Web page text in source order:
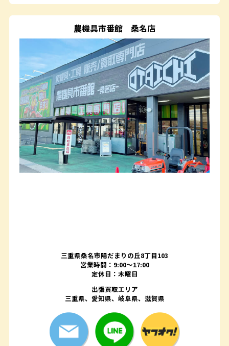
農機具市番館 桑名店
三重県桑名市陽だまりの丘8丁目103
営業時間：9:00〜17:00
定休日：木曜日
出張買取エリア
三重県、愛知県、岐阜県、滋賀県